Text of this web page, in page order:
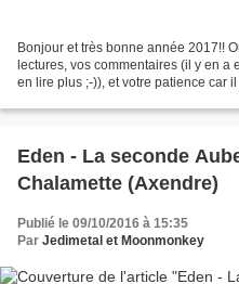
Bonjour et très bonne année 2017!!
lectures, vos commentaires (il y en a
en lire plus ;-)), et votre patience car
Eden - La seconde
Chalamette (Axendre)
Publié le 09/10/2016 à 15:35
Par Jedimetal et Moonmonkey